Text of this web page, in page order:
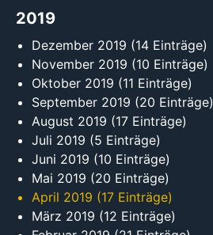
2019
Dezember 2019 (14 Einträge)
November 2019 (10 Einträge)
Oktober 2019 (11 Einträge)
September 2019 (20 Einträge)
August 2019 (17 Einträge)
Juli 2019 (5 Einträge)
Juni 2019 (10 Einträge)
Mai 2019 (20 Einträge)
April 2019 (17 Einträge)
März 2019 (12 Einträge)